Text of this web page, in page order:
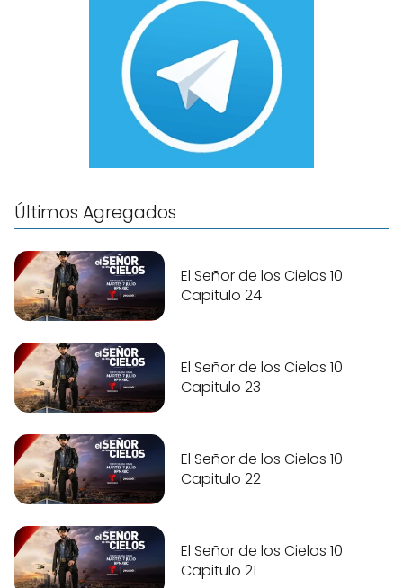
Últimos Agregados
El Señor de los Cielos 10
Capitulo 24
El Señor de los Cielos 10
Capitulo 23
El Señor de los Cielos 10
Capitulo 22
El Señor de los Cielos 10
Capitulo 21